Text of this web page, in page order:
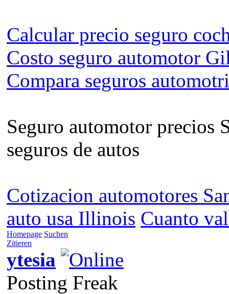
Calcular precio seguro
Costo seguro automotor
Compara seguros
Seguro automotor precios
seguros de autos
Cotizacion automotores
auto usa Illinois Cuanto
Homepage Suchen
Zitieren
ytesia
Posting Freak